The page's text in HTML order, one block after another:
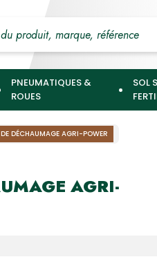
PNEUMATIQUES &
ROUES
SOL
DÉCHAUMAGE AGRI-POWER
AGRI-